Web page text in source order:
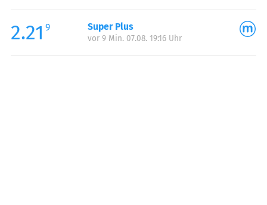
2.21 9 Super Plus
vor 9 Min. 07.08. 19:16 Uhr